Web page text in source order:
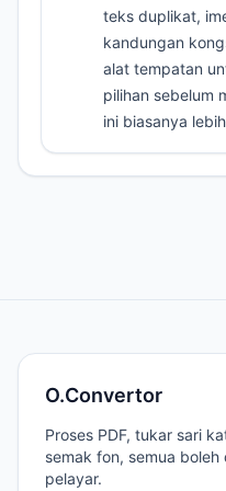
teks duplikat,
kandungan
alat tempatan
pilihan sebelum
ini biasanya
O.Convertor
Proses PDF, tukar sari
semak fon, semua
pelayar.